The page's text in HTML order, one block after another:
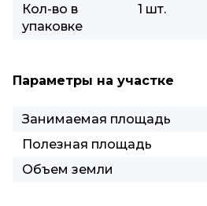
Кол-во в
упаковке
1 шт.
Параметры на участке
Занимаемая площадь
Полезная площадь
Объем земли